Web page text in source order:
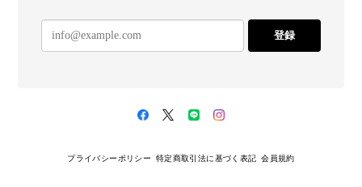
登録
プライバシーポリシー 特定商取引法に基づく表記 会員規約